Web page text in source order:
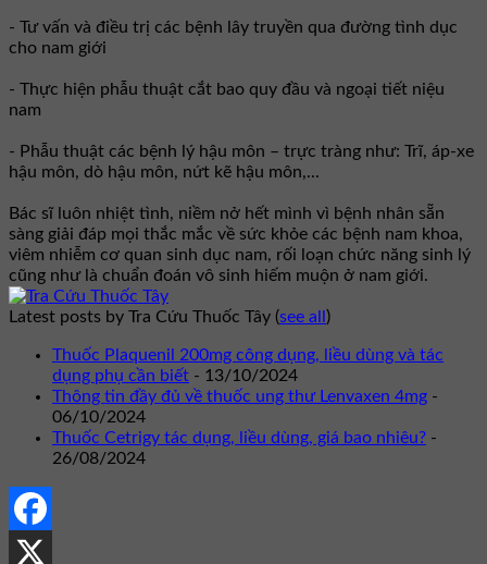
- Tư vấn và điều trị các bệnh lây truyền qua đường tình dục
cho nam giới
- Thực hiện phẫu thuật cắt bao quy đầu và ngoại tiết niệu
nam
- Phẫu thuật các bệnh lý hậu môn – trực tràng như: Trĩ, áp-xe
hậu môn, dò hậu môn, nứt kẽ hậu môn,...
Bác sĩ luôn nhiệt tình, niềm nở hết mình vì bệnh nhân sẵn
sàng giải đáp mọi thắc mắc về sức khỏe các bệnh nam khoa,
viêm nhiễm cơ quan sinh dục nam, rối loạn chức năng sinh lý
cũng như là chuẩn đoán vô sinh hiếm muộn ở nam giới.
Latest posts by Tra Cứu Thuốc Tây (see all )
Thuốc Plaquenil 200mg công dụng, liều dùng và tác
dụng phụ cần biết - 13/10/2024
Thông tin đầy đủ về thuốc ung thư Lenvaxen 4mg -
06/10/2024
Thuốc Cetrigy tác dụng, liều dùng, giá bao nhiêu? -
26/08/2024